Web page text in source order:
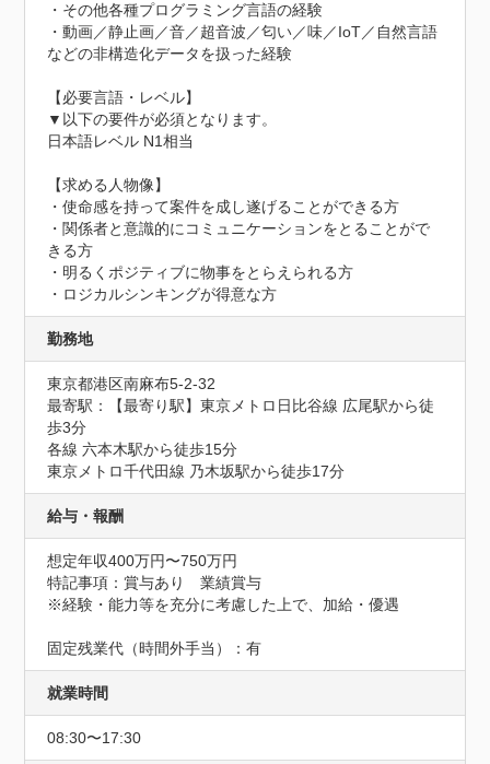
・その他各種プログラミング言語の経験
・動画／静止画／音／超音波／匂い／味／IoT／自然言語
などの非構造化データを扱った経験
【必要言語・レベル】
▼以下の要件が必須となります。
日本語レベル N1相当
【求める人物像】
・使命感を持って案件を成し遂げることができる方
・関係者と意識的にコミュニケーションをとることがで
きる方
・明るくポジティブに物事をとらえられる方
・ロジカルシンキングが得意な方
勤務地
東京都港区南麻布5-2-32
最寄駅：【最寄り駅】東京メトロ日比谷線 広尾駅から徒
歩3分
各線 六本木駅から徒歩15分
東京メトロ千代田線 乃木坂駅から徒歩17分
給与・報酬
想定年収400万円〜750万円
特記事項：賞与あり　業績賞与
※経験・能力等を充分に考慮した上で、加給・優遇
固定残業代（時間外手当）：有
就業時間
08:30〜17:30